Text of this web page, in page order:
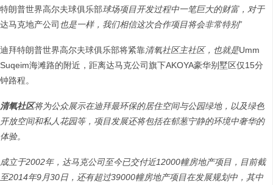
特朗普世界高尔夫球俱乐部球场项目开发过程中一笔巨大的财富，对于
达马克地产公司 也是一样，我们相信这次合作项目将会非常特别”
迪拜特朗普世界高尔夫球俱乐部将紧靠清氧社区主社区，也就是Umm
Suqeim海滩路的附近，距离达马克公司旗下AKOYA豪华别墅区仅15分
钟路程。
清氧社区将为公众展示在迪拜最环保的居住空间与公园绿地，以及绿色
开放空间和私人花园等，项目发展还将包括在郁葱宁静的环境中奢华的
体验。
成立于2002年，达马克公司至今已交付近12000幢房地产项目，目前截
至2014年9月30日，还有超过39000幢房地产项目在发展规划中，其中